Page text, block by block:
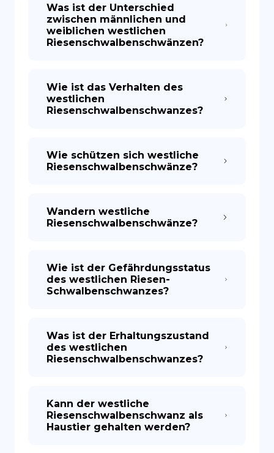
Was ist der Unterschied
zwischen männlichen und
weiblichen westlichen
Riesenschwalbenschwänzen?
Wie ist das Verhalten des
westlichen
Riesenschwalbenschwanzes?
Wie schützen sich westliche
Riesenschwalbenschwänze?
Wandern westliche
Riesenschwalbenschwänze?
Wie ist der Gefährdungsstatus
des westlichen Riesen-
Schwalbenschwanzes?
Was ist der Erhaltungszustand
des westlichen
Riesenschwalbenschwanzes?
Kann der westliche
Riesenschwalbenschwanz als
Haustier gehalten werden?